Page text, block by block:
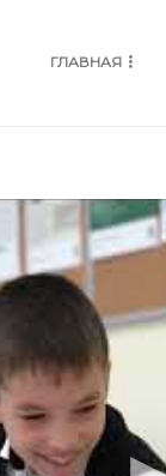
ГЛАВНАЯ